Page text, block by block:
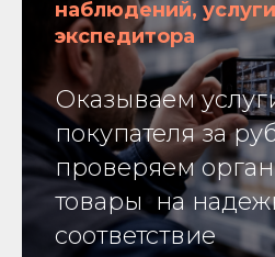
наблюдений,
экспедитора
Оказываем
покупателя за
проверяем
товары на
соответствие